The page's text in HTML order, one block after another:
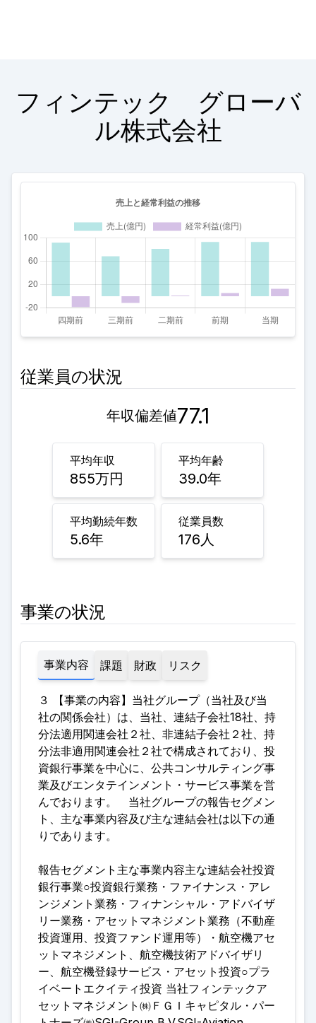
フィンテック グローバ
ル株式会社
従業員の状況
年収偏差値77.1
平均年収
855万円
平均年齢
39.0年
平均勤続年数
5.6年
従業員数
176人
事業の状況
事業内容 課題 財政 リスク
３ 【事業の内容】当社グループ（当社及び当
社の関係会社）は、当社、連結子会社18社、持
分法適用関連会社２社、非連結子会社２社、持
分法非適用関連会社２社で構成されており、投
資銀行事業を中心に、公共コンサルティング事
業及びエンタテインメント・サービス事業を営
んでおります。 当社グループの報告セグメン
ト、主な事業内容及び主な連結会社は以下の通
りであります。
報告セグメント主な事業内容主な連結会社投資
銀行事業○投資銀行業務・ファイナンス・アレ
ンジメント業務・フィナンシャル・アドバイザ
リー業務・アセットマネジメント業務（不動産
投資運用、投資ファンド運用等）・航空機アセ
ットマネジメント、航空機技術アドバイザリ
ー、航空機登録サービス・アセット投資○プラ
イベートエクイティ投資 当社フィンテックア
セットマネジメント㈱ＦＧＩキャピタル・パー